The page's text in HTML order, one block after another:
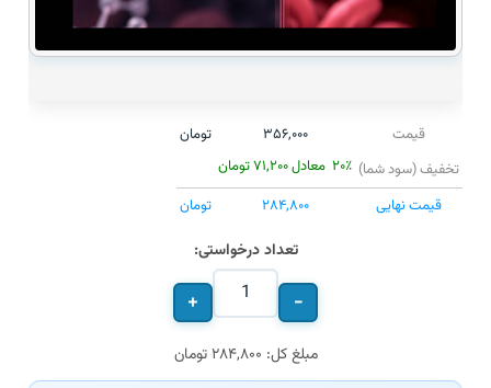
قیمت ۳۵۶,۰۰۰
تومان
تخفیف (سود شما) ۲۰٪ معادل۷۱,۲۰۰تومان
قیمت نهایی
۲۸۴,۸۰۰ تومان
تعداد درخواستی:
−
+
مبلغ کل: ۲۸۴,۸۰۰ تومان